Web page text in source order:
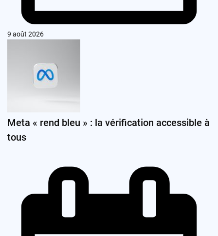
9 août 2026
Meta « rend bleu » : la vérification accessible à
tous